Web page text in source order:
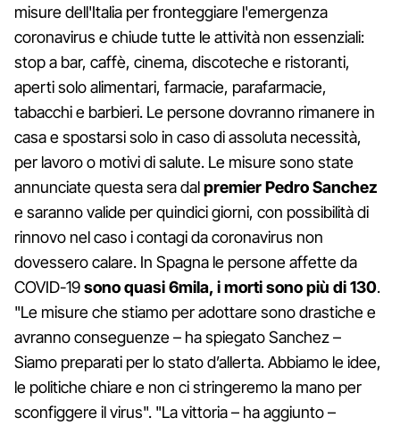
misure dell'Italia per fronteggiare l'emergenza
coronavirus e chiude tutte le attività non essenziali:
stop a bar, caffè, cinema, discoteche e ristoranti,
aperti solo alimentari, farmacie, parafarmacie,
tabacchi e barbieri. Le persone dovranno rimanere in
casa e spostarsi solo in caso di assoluta necessità,
per lavoro o motivi di salute. Le misure sono state
annunciate questa sera dalpremier Pedro Sanchez
e saranno valide per quindici giorni, con possibilità di
rinnovo nel caso i contagi da coronavirus non
dovessero calare. In Spagna le persone affette da
COVID-19sono quasi 6mila, i morti sono più di 130.
"Le misure che stiamo per adottare sono drastiche e
avranno conseguenze – ha spiegato Sanchez –
Siamo preparati per lo stato d’allerta. Abbiamo le idee,
le politiche chiare e non ci stringeremo la mano per
sconfiggere il virus". "La vittoria – ha aggiunto –